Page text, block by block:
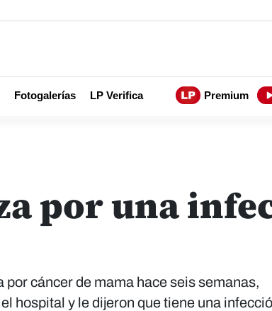
Fotogalerías LP Verifica Premium
por una
cáncer de mama hace seis semanas,
hospital y le dijeron que tiene una